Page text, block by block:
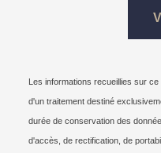
Les informations recueillies sur
d'un traitement destiné
durée de conservation des
d'accès, de rectification, de